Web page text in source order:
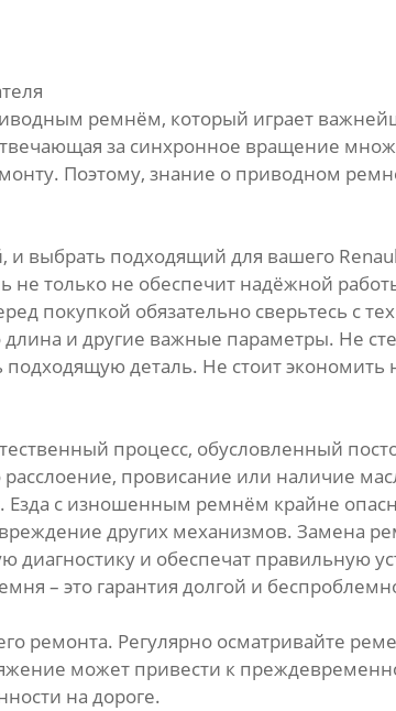
ремнём, который играет
за синхронное вращение
Поэтому, знание о приводном
выбрать подходящий для вашего
только не обеспечит надёжной
покупкой обязательно сверьтесь с
и другие важные параметры. Не
подходящую деталь. Не стоит
процесс, обусловленный
провисание или наличие
Езда с изношенным ремнём крайне
других механизмов. Замена
и обеспечат правильную
– это гарантия долгой и
ремонта. Регулярно осматривайте
может привести к
на дороге.